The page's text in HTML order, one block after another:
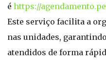
é https://
Este serviço facilita a
nas unidades,
atendidos de forma